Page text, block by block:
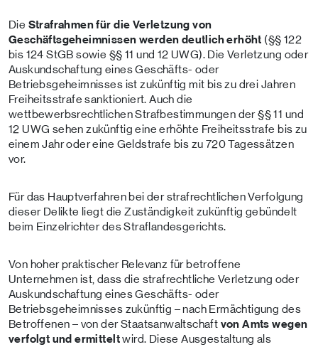
Die Strafrahmen für die Verletzung von
Geschäftsgeheimnissen werden deutlich erhöht (§§ 122
bis 124 StGB sowie §§ 11 und 12 UWG). Die Verletzung oder
Auskundschaftung eines Geschäfts- oder
Betriebsgeheimnisses ist zukünftig mit bis zu drei Jahren
Freiheitsstrafe sanktioniert. Auch die
wettbewerbsrechtlichen Strafbestimmungen der §§ 11 und
12 UWG sehen zukünftig eine erhöhte Freiheitsstrafe bis zu
einem Jahr oder eine Geldstrafe bis zu 720 Tagessätzen
vor.
Für das Hauptverfahren bei der strafrechtlichen Verfolgung
dieser Delikte liegt die Zuständigkeit zukünftig gebündelt
beim Einzelrichter des Straflandesgerichts.
Von hoher praktischer Relevanz für betroffene
Unternehmen ist, dass die strafrechtliche Verletzung oder
Auskundschaftung eines Geschäfts- oder
Betriebsgeheimnisses zukünftig – nach Ermächtigung des
Betroffenen – von der Staatsanwaltschaft von Amts wegen
verfolgt und ermitteltwird. Diese Ausgestaltung als